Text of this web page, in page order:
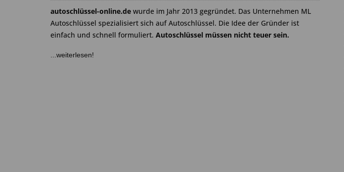
autoschlüssel-online.de wurde im Jahr 2013 gegründet. Das Unternehmen ML
Autoschlüssel spezialisiert sich auf Autoschlüssel. Die Idee der Gründer ist
einfach und schnell formuliert. Autoschlüssel müssen nicht teuer sein.
...weiterlesen!